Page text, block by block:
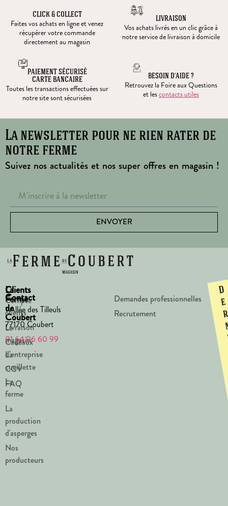
CLICK & COLLECT
Faites vos achats en ligne et venez
récupérer votre commande
directement au magasin
LIVRAISON
Vos achats livrés en un clic grâce à
notre service de livraison à domicile
PAIEMENT SÉCURISÉ
CARTE BANCAIRE
Toutes les transactions effectuées sur
notre site sont sécurisées
BESOIN D’AIDE ?
Retrouvez la Foire aux Questions
et lescontacts utiles
La newsletter pour ne rien rater de
notre ferme
Suivez nos actualités et nos super offres en magasin !
ENVOYER
La
Ferme
de
Coubert
Le
magasin
La
cueillette
La
ferme
La
production
d'asperges
Nos
producteurs
Clients
Compte
clients
Livraison
Cadeaux
d’entreprise
CGV
FAQ
Contact
1 Allée des Tilleuls
77170 Coubert
01 64 06 60 99
Demandes professionnelles
Recrutement
D
e